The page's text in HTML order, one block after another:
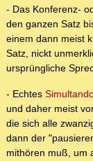
- Das Konferenz-
den ganzen Satz
einem dann meist
Satz, nickt
ursprüngliche
- Echtes
und daher meist
die sich alle
dann der
mithören muß, um